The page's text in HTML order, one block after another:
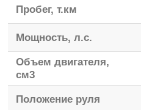
Пробег, т.км
Мощность, л.с.
Объем двигателя,
см3
Положение руля